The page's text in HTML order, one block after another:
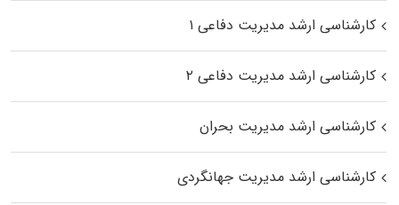
کارشناسی ارشد مدیریت دفاعی ۱
کارشناسی ارشد مدیریت دفاعی ۲
کارشناسی ارشد مدیریت بحران
کارشناسی ارشد مدیریت جهانگردی